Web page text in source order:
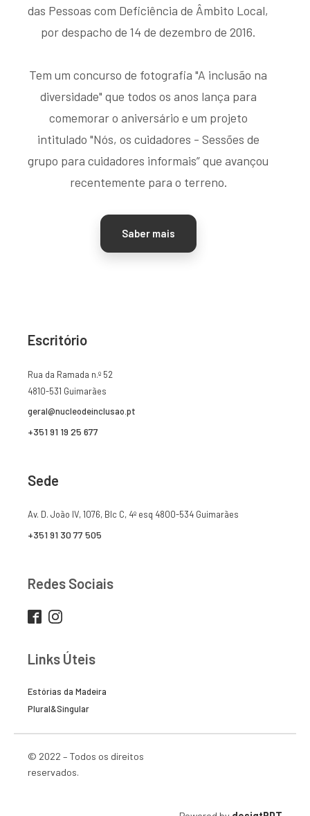
das Pessoas com Deficiência de Âmbito Local,
por despacho de 14 de dezembro de 2016.
Tem um concurso de fotografia "A inclusão na
diversidade" que todos os anos lança para
comemorar o aniversário e um projeto
intitulado "Nós, os cuidadores - Sessões de
grupo para cuidadores informais” que avançou
recentemente para o terreno.
Saber mais
Escritório
Rua da Ramada n.º 52
4810-531 Guimarães
geral@nucleodeinclusao.pt
+351 91 19 25 677
Sede
Av. D. João IV, 1076, Blc C, 4º esq 4800-534 Guimarães
+351 91 30 77 505
Redes Sociais
Links Úteis
Estórias da Madeira
Plural&Singular
© 2022 – Todos os direitos
reservados.